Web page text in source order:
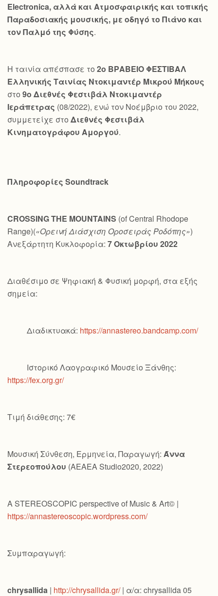
Electronica, αλλά και Ατμοσφαιρικής και τοπικής
Παραδοσιακής μουσικής, με οδηγό το Πιάνο και
τον Παλμό της Φύσης.
Η ταινία απέσπασε το 2ο ΒΡΑΒΕΙΟ ΦΕΣΤΙΒΑΛ
Ελληνικής Ταινίας Ντοκιμαντέρ Μικρού Μήκους
στο 9ο Διεθνές Φεστιβάλ Ντοκιμαντέρ
Ιεράπετρας (08/2022), ενώ τον Νοέμβριο του 2022,
συμμετείχε στο Διεθνές Φεστιβάλ
Κινηματογράφου Αμοργού.
Πληροφορίες Soundtrack
CROSSINGTHE MOUNTAINS (of Central Rhodope
Range)(«Ορεινή Διάσχιση Οροσειράς Ροδόπης»)
Ανεξάρτητη Κυκλοφορία: 7 Οκτωβρίου 2022
Διαθέσιμο σε Ψηφιακή & Φυσική μορφή, στα εξής
σημεία:
Διαδικτυακά: https://annastereo.bandcamp.com/
Ιστορικό Λαογραφικό Μουσείο Ξάνθης:
https://fex.org.gr/
Τιμή διάθεσης: 7€
Μουσική Σύνθεση, Ερμηνεία, Παραγωγή: Άννα
Στερεοπούλου (AEAEA Studio2020, 2022)
A STEREOSCOPIC perspective of Music & Art© |
https://annastereoscopic.wordpress.com/
Συμπαραγωγή:
chrysallida | http://chrysallida.gr/| α/α: chrysallida 05